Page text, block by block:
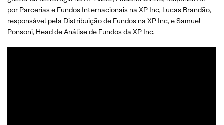
por Parcerias e Fundos Internacionais na XP Inc, Lucas Brandão,
responsável pela Distribuição de Fundos na XP Inc, eSamuel
Ponsoni, Head de Análise de Fundos da XP Inc.